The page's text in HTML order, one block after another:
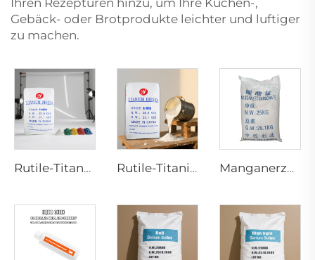
Ihren Rezepturen hinzu, um Ihre Kuchen-,
Gebäck- oder Brotprodukte leichter und luftiger
zu machen.
Rutile-Titanoxid R1930 für die Plastikindustrie Rutile-Titaniumdioxid - Beschichtungsgrad - R920 Manganerzcarbonat Industriequalität